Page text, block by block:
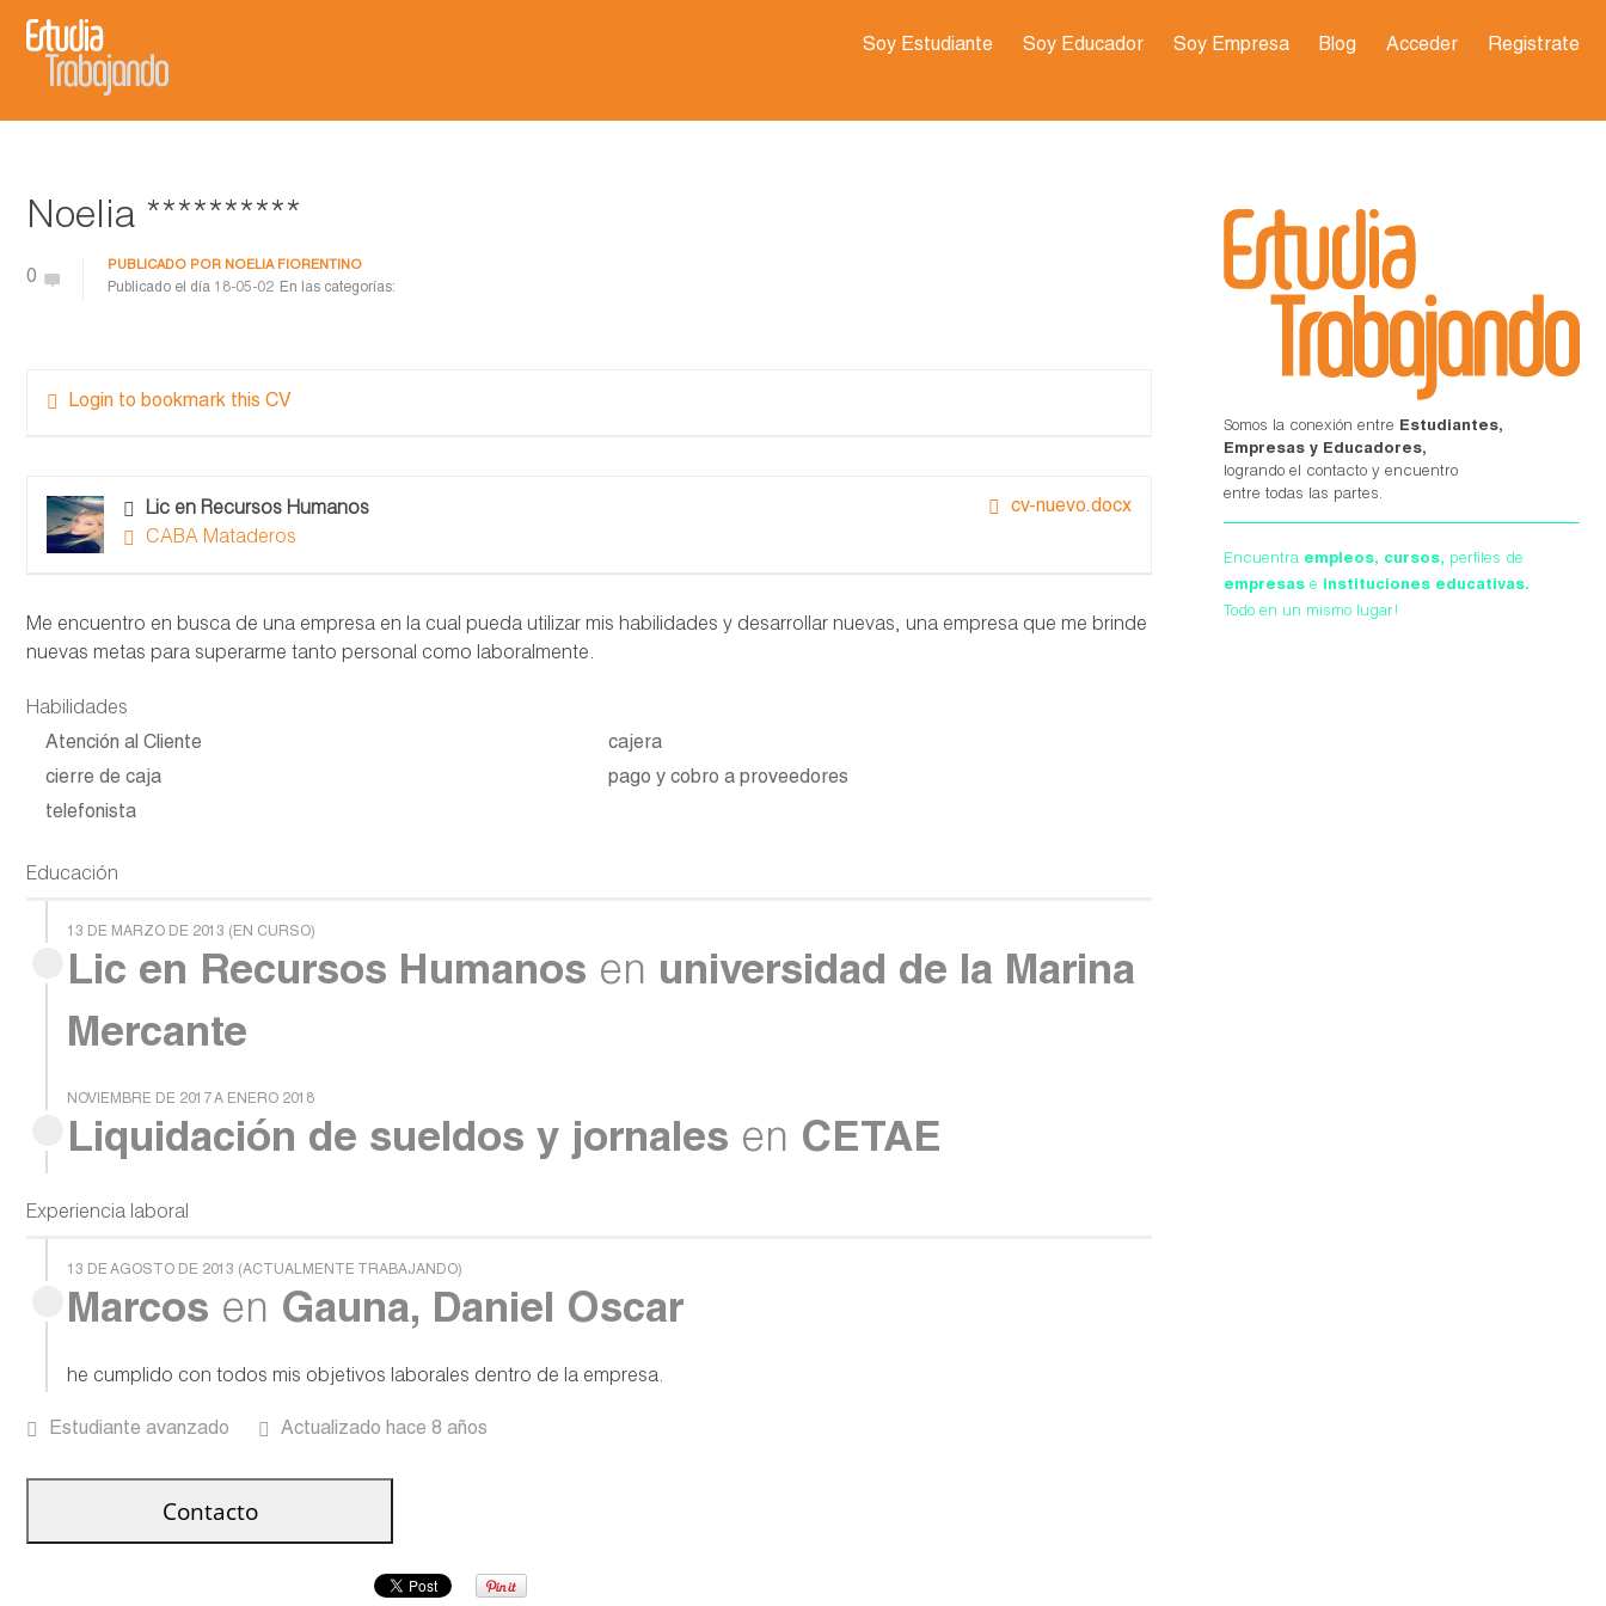
Soy Estudiante Soy Educador Soy Empresa Blog Acceder Registrate
Noelia **********
0
PUBLICADO POR NOELIA FIORENTINO
Publicado el día 18-05-02 En las categorías:
Login to bookmark this CV
cv-nuevo.docx
Lic en Recursos Humanos
CABA Mataderos
Me encuentro en busca de una empresa en la cual pueda utilizar mis habilidades y desarrollar nuevas, una empresa que me brinde
nuevas metas para superarme tanto personal como laboralmente.
Habilidades
Atención al Cliente
cajera
cierre de caja
pago y cobro a proveedores
telefonista
Educación
13 DE MARZO DE 2013 (EN CURSO)
Lic en Recursos Humanos en universidad de la Marina
Mercante
NOVIEMBRE DE 2017 A ENERO 2018
Liquidación de sueldos y jornales en CETAE
Experiencia laboral
13 DE AGOSTO DE 2013 (ACTUALMENTE TRABAJANDO)
Marcos en Gauna, Daniel Oscar
he cumplido con todos mis objetivos laborales dentro de la empresa.
Estudiante avanzado Actualizado hace 8 años
Somos la conexión entre Estudiantes,
Empresas y Educadores,
logrando el contacto y encuentro
entre todas las partes.
Encuentra empleos, cursos, perfiles de
empresas e instituciones educativas.
Todo en un mismo lugar!